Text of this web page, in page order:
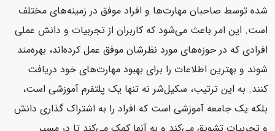
شده توسط صاحبان مهارت‌ها و افراد موفق در زمینه‌های مختلف
است. این امر باعث می‌شود که کاربران از تجربیات و دانش عملی
افرادی که در حوزه‌های مورد نظرشان موفق عمل کرده‌اند، بهره‌مند
شوند و بهترین اطلاعات را برای بهبود مهارت‌های خود دریافت
کنند. به این ترتیب، سکیل‌شر نه تنها یک پلتفرم آموزشی است،
بلکه یک جامعه آموزشی است که افراد را به اشتراک گذاری دانش